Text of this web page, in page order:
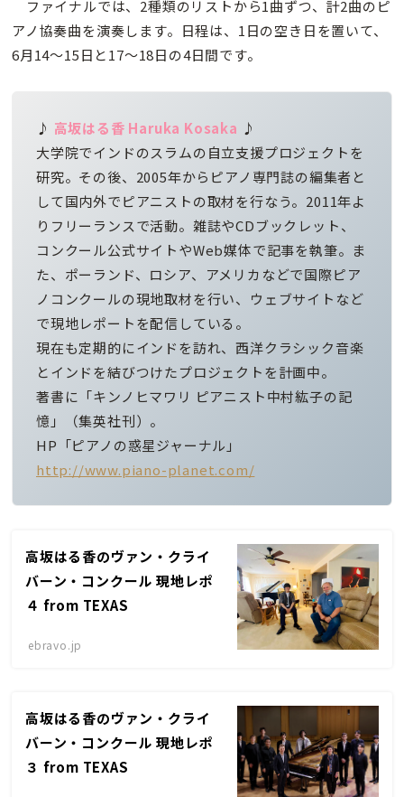
ファイナルでは、2種類のリストから1曲ずつ、計2曲のピ
アノ協奏曲を演奏します。日程は、1日の空き日を置いて、
6月14〜15日と17〜18日の4日間です。
♪ 高坂はる香 Haruka Kosaka ♪
大学院でインドのスラムの自立支援プロジェクトを
研究。その後、2005年からピアノ専門誌の編集者と
して国内外でピアニストの取材を行なう。2011年よ
りフリーランスで活動。雑誌やCDブックレット、
コンクール公式サイトやWeb媒体で記事を執筆。ま
た、ポーランド、ロシア、アメリカなどで国際ピア
ノコンクールの現地取材を行い、ウェブサイトなど
で現地レポートを配信している。
現在も定期的にインドを訪れ、西洋クラシック音楽
とインドを結びつけたプロジェクトを計画中。
著書に「キンノヒマワリ ピアニスト中村紘子の記
憶」（集英社刊）。
HP「ピアノの惑星ジャーナル」
http://www.piano-planet.com/
高坂はる香のヴァン・クライ
バーン・コンクール 現地レポ
４ from TEXAS
ebravo.jp
高坂はる香のヴァン・クライ
バーン・コンクール 現地レポ
３ from TEXAS